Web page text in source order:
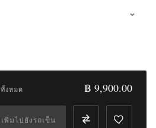
ทั้งหมด ฿ 9,900.00
เพิ่มไปยังรถเข็น